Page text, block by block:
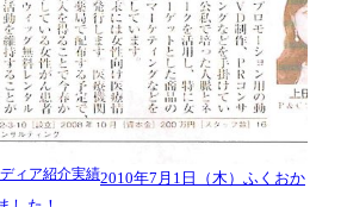
ィア紹介実績2010年7月1日（木）ふくおか